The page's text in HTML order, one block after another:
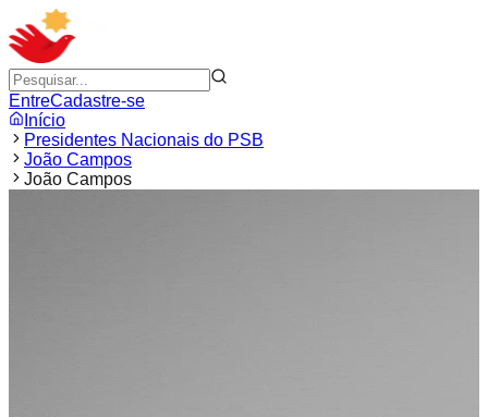
EntreCadastre-se
Início
Presidentes Nacionais do PSB
João Campos
João Campos